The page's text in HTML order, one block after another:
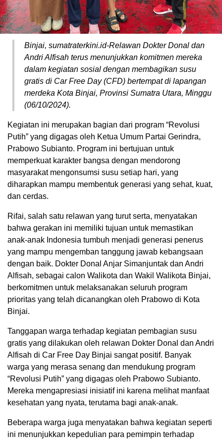
Binjai, sumatraterkini.id-Relawan Dokter Donal dan
Andri Alfisah terus menunjukkan komitmen mereka
dalam kegiatan sosial dengan membagikan susu
gratis di Car Free Day (CFD) bertempat di lapangan
merdeka Kota Binjai, Provinsi Sumatra Utara, Minggu
(06/10/2024).
Kegiatan ini merupakan bagian dari program “Revolusi
Putih” yang digagas oleh Ketua Umum Partai Gerindra,
Prabowo Subianto. Program ini bertujuan untuk
memperkuat karakter bangsa dengan mendorong
masyarakat mengonsumsi susu setiap hari, yang
diharapkan mampu membentuk generasi yang sehat, kuat,
dan cerdas.
Rifai, salah satu relawan yang turut serta, menyatakan
bahwa gerakan ini memiliki tujuan untuk memastikan
anak-anak Indonesia tumbuh menjadi generasi penerus
yang mampu mengemban tanggung jawab kebangsaan
dengan baik. Dokter Donal Anjar Simanjuntak dan Andri
Alfisah, sebagai calon Walikota dan Wakil Walikota Binjai,
berkomitmen untuk melaksanakan seluruh program
prioritas yang telah dicanangkan oleh Prabowo di Kota
Binjai.
Tanggapan warga terhadap kegiatan pembagian susu
gratis yang dilakukan oleh relawan Dokter Donal dan Andri
Alfisah di Car Free Day Binjai sangat positif. Banyak
warga yang merasa senang dan mendukung program
“Revolusi Putih” yang digagas oleh Prabowo Subianto.
Mereka mengapresiasi inisiatif ini karena melihat manfaat
kesehatan yang nyata, terutama bagi anak-anak.
Beberapa warga juga menyatakan bahwa kegiatan seperti
ini menunjukkan kepedulian para pemimpin terhadap